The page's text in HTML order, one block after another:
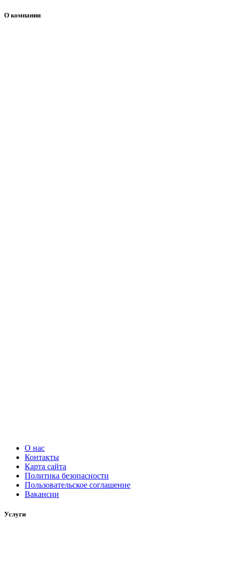
О компании
О нас
Контакты
Карта сайта
Политика безопасности
Пользовательское соглашение
Вакансии
Услуги